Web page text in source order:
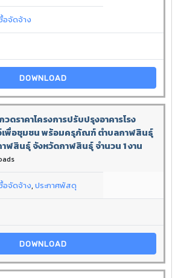
อจัดจ้าง
DOWNLOAD
ดราคาโครงการปรับปรุงอาคารโรง
เพื่อชุมชน พร้อมครุภัณฑ์ ตำบลกาฬสินธุ์
าฬสินธุ์ จังหวัดกาฬสินธุ์ จำนวน 1 งาน
อจัดจ้าง,ประกาศพัสดุ
DOWNLOAD